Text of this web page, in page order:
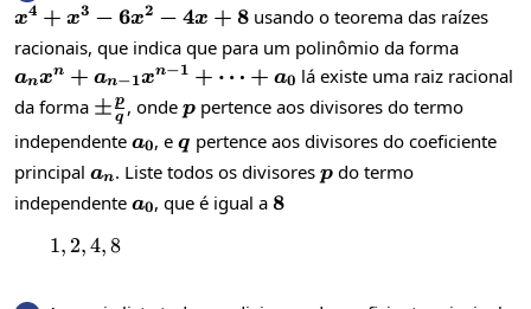
x^4+x^3-
6x^2-
4x+8
x4 + x3 − 6x2 − 4x + 8usando o teorema das raízes
racionais, que indica que para um polinômio da forma
a_nx^n+a_{n-
1}x^{n-
1}+\dots+
a_0
anxn + an−1xn−1 + ⋯ + a0 lá existe uma raiz racional
da forma \pm\frac{p}
{q}
± q
p , ondep
p pertence aos divisores do termo
independente a_0
a0, e q
q pertence aos divisores do coeficiente
principal a_n
an. Liste todos os divisores p
p do termo
independente a_0
a0, que é igual a 8
8
1, 2, 4, 8
1, 2,4,8